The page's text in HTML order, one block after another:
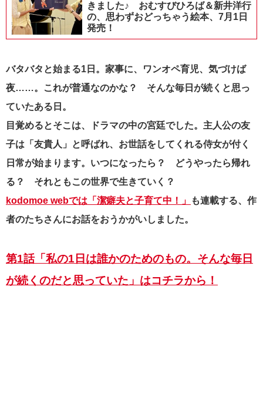
きました♪ おむすびひろば＆新井洋行
の、思わずおどっちゃう絵本、7月1日
発売！
バタバタと始まる1日。家事に、ワンオペ育児、気づけば
夜……。これが普通なのかな？ そんな毎日が続くと思っ
ていたある日。
目覚めるとそこは、ドラマの中の宮廷でした。主人公の友
子は「友貴人」と呼ばれ、お世話をしてくれる侍女が付く
日常が始まります。いつになったら？ どうやったら帰れ
る？ それともこの世界で生きていく？
kodomoe webでは「潔癖夫と子育て中！」
も連載する、作
者のたちさんにお話をおうかがいしました。
第1話「私の1日は誰かのためのもの。そんな毎日
が続くのだと思っていた」はコチラから！